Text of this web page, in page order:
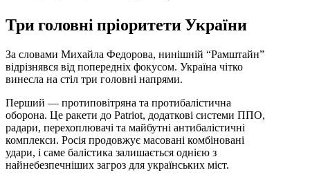
Три головні пріоритети України
За словами Михайла Федорова, нинішній “Рамштайн”
відрізнявся від попередніх фокусом. Україна чітко
винесла на стіл три головні напрями.
Перший — протиповітряна та протибалістична
оборона. Це ракети до Patriot, додаткові системи ППО,
радари, перехоплювачі та майбутні антибалістичні
комплекси. Росія продовжує масовані комбіновані
удари, і саме балістика залишається однією з
найнебезпечніших загроз для українських міст.